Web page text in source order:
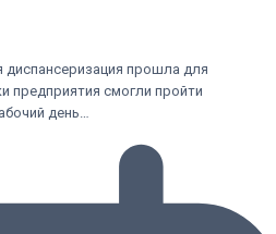
диспансеризация прошла для
предприятия смогли пройти
день…